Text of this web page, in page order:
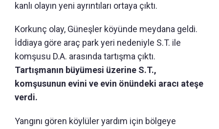
kanlı olayın yeni ayrıntıları ortaya çıktı.
Korkunç olay, Güneşler köyünde meydana geldi.
İddiaya göre araç park yeri nedeniyle S.T. ile
komşusu D.A. arasında tartışma çıktı.
Tartışmanın büyümesi üzerine S.T.,
komşusunun evini ve evin önündeki aracı ateşe
verdi.
Yangını gören köylüler yardım için bölgeye